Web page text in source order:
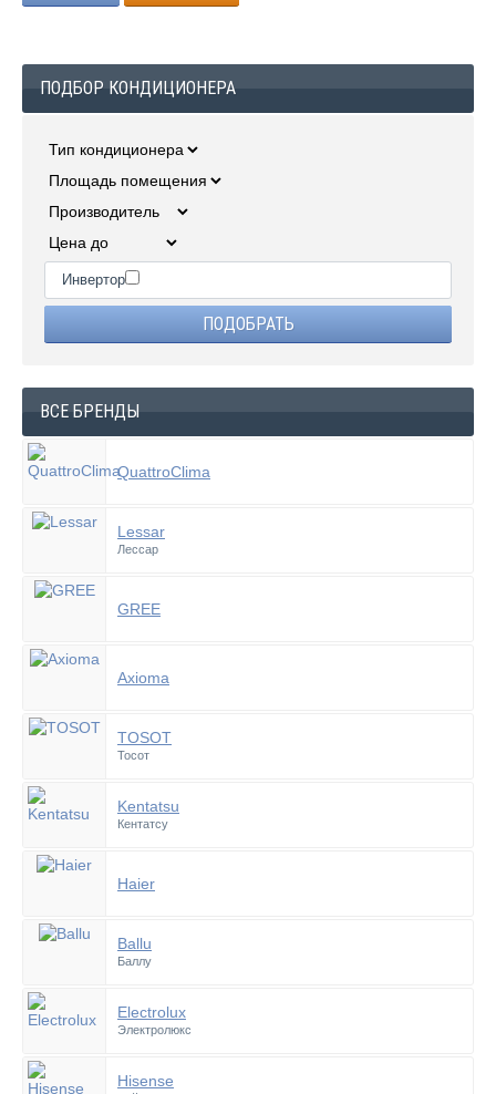
ПОДБОР КОНДИЦИОНЕРА
Инвертор
ВСЕ БРЕНДЫ
QuattroClima
Lessar
Лессар
GREE
Axioma
TOSOT
Тосот
Kentatsu
Кентатсу
Haier
Ballu
Баллу
Electrolux
Электролюкс
Hisense